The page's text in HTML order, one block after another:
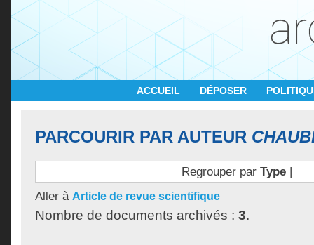
ACCUEIL DÉPOSER
PARCOURIR PAR AUTEUR
Regrouper par Type|
Aller à Article de revue scientifique
Nombre de documents archivés : 3.